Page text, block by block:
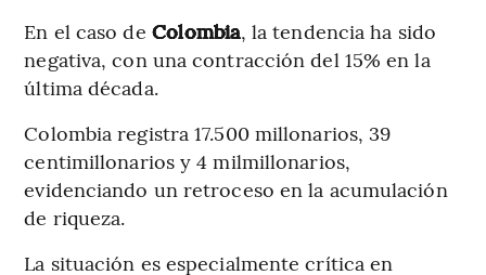
En el caso de Colombia, la tendencia ha sido
negativa, con una contracción del 15% en la
última década.
Colombia registra 17.500 millonarios, 39
centimillonarios y 4 milmillonarios,
evidenciando un retroceso en la acumulación
de riqueza.
La situación es especialmente crítica en